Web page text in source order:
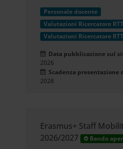
Personale docente
Valutazioni Ricercatore
Valutazioni Ricercatore
Data pubblicazione sul
2026
Scadenza presentazione
2028
Erasmus+ Staff
2026/2027
Bando